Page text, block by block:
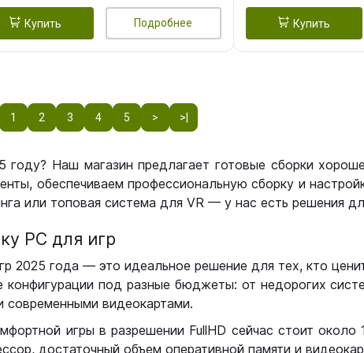
Купить Подробнее Купить
1 2 3 4 5 > >|
году? Наш магазин предлагает готовые сборки
обеспечиваем профессиональную сборку и
или топовая система для VR — у нас есть решения
РС для игр
2025 года — это идеальное решение для тех, кто
под разные бюджеты: от недорогих
видеокартами.
игры в разрешении FullHD сейчас стоит около
достаточный объем оперативной памяти и